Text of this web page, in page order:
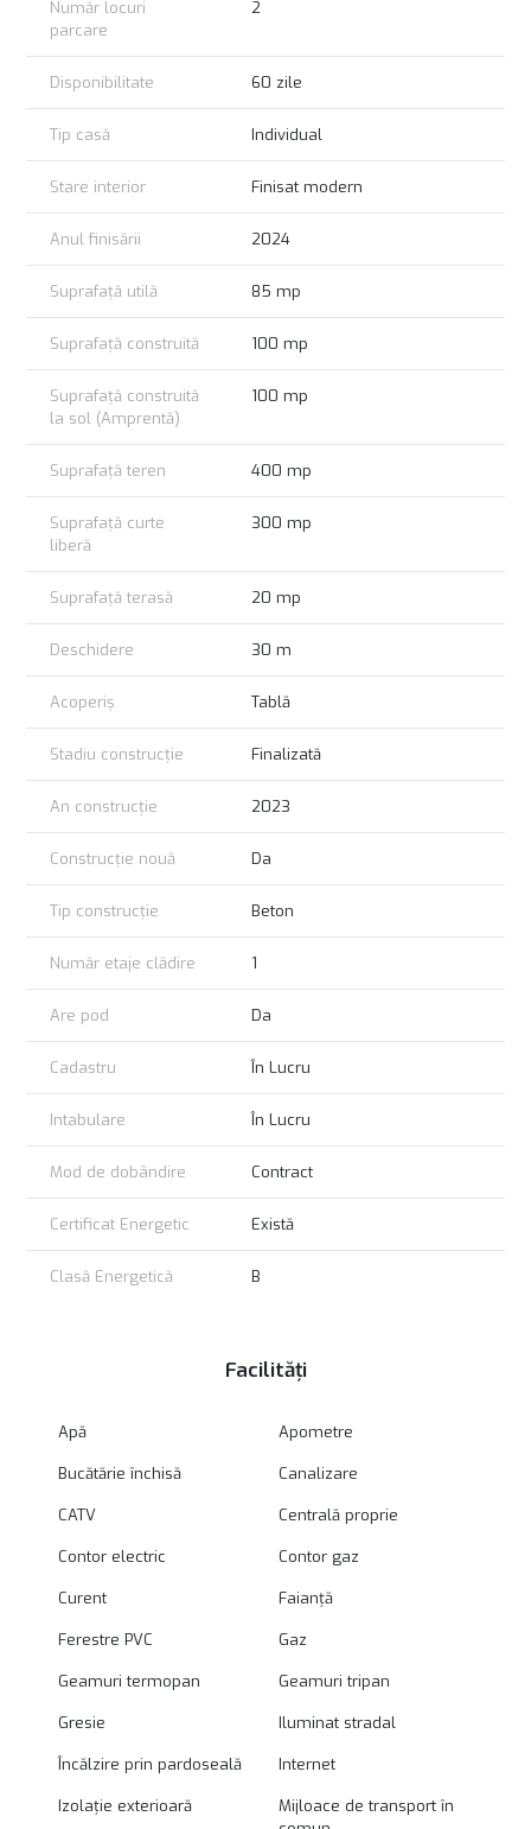
Număr locuri
parcare
2
Disponibilitate 60 zile
Tip casă Individual
Stare interior Finisat modern
Anul finisării 2024
Suprafață utilă 85 mp
Suprafață construită 100 mp
Suprafață construită
la sol (Amprentă)
100 mp
Suprafață teren 400 mp
Suprafață curte
liberă
300 mp
Suprafață terasă 20 mp
Deschidere 30 m
Acoperiș Tablă
Stadiu construcție Finalizată
An construcție 2023
Construcție nouă Da
Tip construcție Beton
Număr etaje clădire 1
Are pod Da
Cadastru În Lucru
Intabulare În Lucru
Mod de dobândire Contract
Certificat Energetic Există
Clasă Energetică B
Facilități
Apă Apometre
Bucătărie închisă Canalizare
CATV Centrală proprie
Contor electric Contor gaz
Curent Faianță
Ferestre PVC Gaz
Geamuri termopan Geamuri tripan
Gresie Iluminat stradal
Încălzire prin pardoseală Internet
Izolație exterioară
Mijloace de transport în